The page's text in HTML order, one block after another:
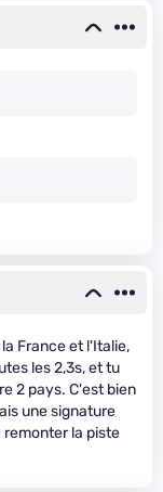
France et l'Italie,
les 2,3s, et tu
2 pays. C'est bien
une signature
la piste